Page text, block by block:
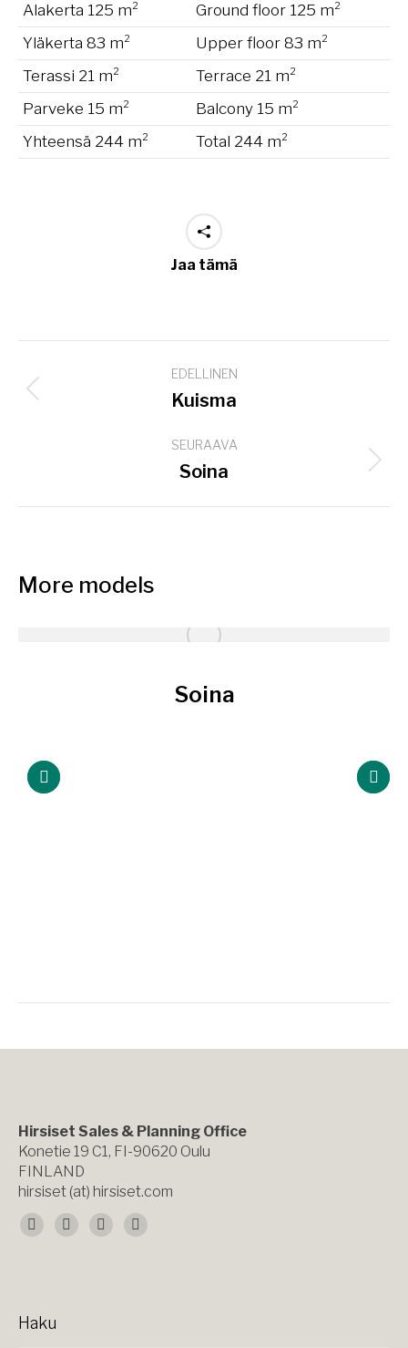
Alakerta 125 m²
Ground floor 125 m²
Yläkerta 83 m²
Upper floor 83 m²
Terassi 21 m²
Terrace 21 m²
Parveke 15 m²
Balcony 15 m²
Yhteensä 244 m²
Total 244 m²
Jaa tämä
navigation
EDELLINEN
Previous
Kuisma
SEURAAVA
Next
Soina
More models
Soina
Hirsiset Sales & Planning Office
Konetie 19 C1, FI-90620 Oulu
FINLAND
hirsiset (at) hirsiset.com
Find us on:
Facebook
X
YouTubeInstagram
Haku